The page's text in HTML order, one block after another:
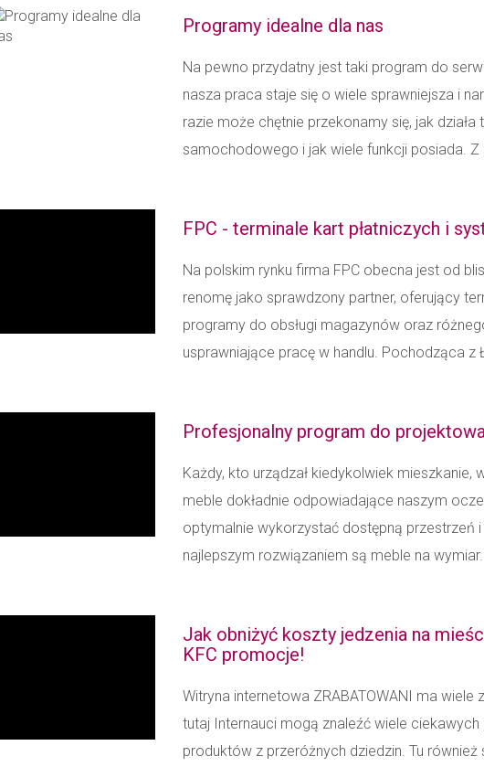
Programy idealne dla nas
Na pewno przydatny jest taki program do
nasza praca staje się o wiele sprawniejsza i
razie może chętnie przekonamy się, jak
samochodowego i jak wiele funkcji posiada.
FPC - terminale kart płatniczych i
Na polskim rynku firma FPC obecna jest od
renomę jako sprawdzony partner, oferujący
programy do obsługi magazynów oraz
usprawniające pracę w handlu. Pochodząca
Profesjonalny program do
Każdy, kto urządzał kiedykolwiek mieszkanie,
meble dokładnie odpowiadające naszym
optymalnie wykorzystać dostępną przestrzeń
najlepszym rozwiązaniem są meble na
Jak obniżyć koszty jedzenia na
KFC promocje!
Witryna internetowa ZRABATOWANI ma wiele
tutaj Internauci mogą znaleźć wiele
produktów z przeróżnych dziedzin. Tu